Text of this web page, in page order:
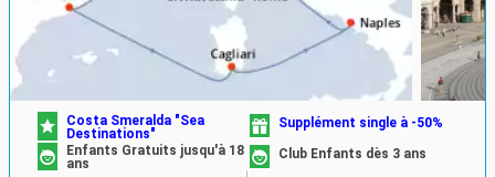
Costa Smeralda "Sea
Destinations"
Supplément single à -50%
Enfants Gratuits jusqu'à 18
ans
Club Enfants dès 3 ans